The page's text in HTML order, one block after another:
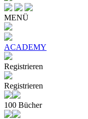
MENÜ
ACADEMY
Registrieren
Registrieren
100 Bücher